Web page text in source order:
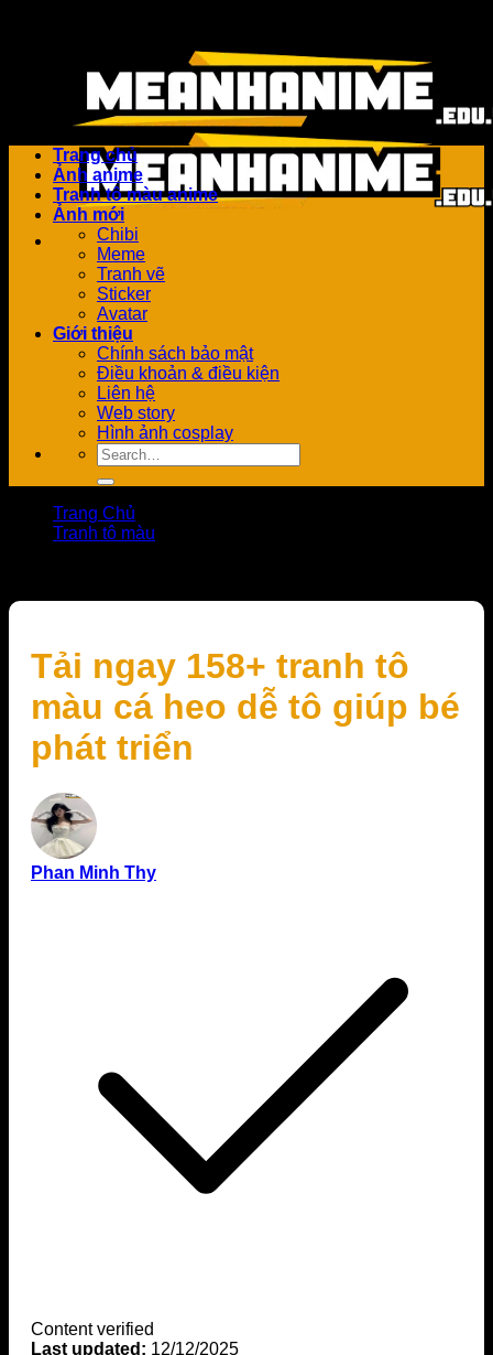
Trang chủ
Ảnh anime
Tranh tô màu anime
Ảnh mới
Chibi
Meme
Tranh vẽ
Sticker
Avatar
Giới thiệu
Chính sách bảo mật
Điều khoản & điều kiện
Liên hệ
Web story
Hình ảnh cosplay
Trang Chủ
Tranh tô màu
Tải ngay 158+ tranh tô
màu cá heo dễ tô giúp bé
phát triển
Phan Minh Thy
Content verified
Last updated: 12/12/2025